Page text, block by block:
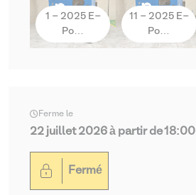
1 - 2025 E-
Po…
11 - 2025 E-
Po…
Ferme le
22 juillet 2026 à partir de 18:00
Fermé